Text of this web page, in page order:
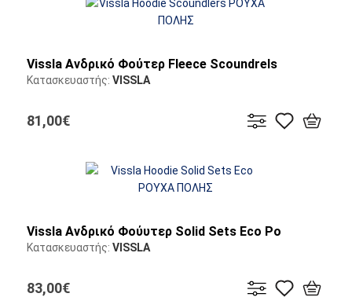
Vissla Ανδρικό Φούτερ Fleece Scoundrels
Κατασκευαστής: VISSLA
81,00€
Vissla Ανδρικό Φούυτερ Solid Sets Eco Po
Κατασκευαστής: VISSLA
83,00€